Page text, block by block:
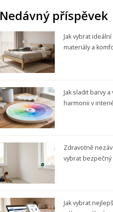
Nedávný příspěvek
Jak vybrat
materiály a
Jak sladit barvy
harmonii v
Zdravotně
vybrat
Jak vybrat